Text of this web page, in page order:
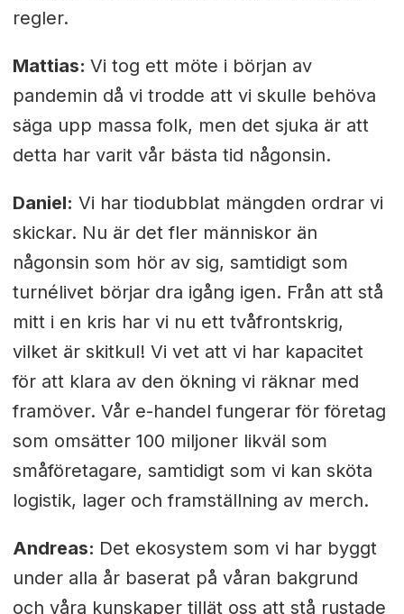
regler.
Mattias: Vi tog ett möte i början av
pandemin då vi trodde att vi skulle behöva
säga upp massa folk, men det sjuka är att
detta har varit vår bästa tid någonsin.
Daniel: Vi har tiodubblat mängden ordrar vi
skickar. Nu är det fler människor än
någonsin som hör av sig, samtidigt som
turnélivet börjar dra igång igen. Från att stå
mitt i en kris har vi nu ett tvåfrontskrig,
vilket är skitkul! Vi vet att vi har kapacitet
för att klara av den ökning vi räknar med
framöver. Vår e-handel fungerar för företag
som omsätter 100 miljoner likväl som
småföretagare, samtidigt som vi kan sköta
logistik, lager och framställning av merch.
Andreas: Det ekosystem som vi har byggt
under alla år baserat på våran bakgrund
och våra kunskaper tillät oss att stå rustade